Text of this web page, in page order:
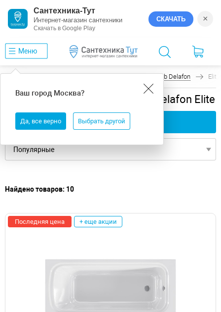
Сантехника-Тут
Интернет-магазин сантехники
Скачать в Google Play
СКАЧАТЬ ×
Меню
Ваш город Москва?
Да, все верно Выбрать другой
Jacob Delafon Elite
универсальная ванны Jacob Delafon Elite
Применить фильтры
Найдено товаров: 10
Последняя цена + еще акции